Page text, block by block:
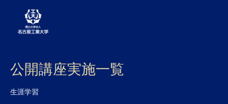
大学案内
公開講座実施一覧
生涯学習